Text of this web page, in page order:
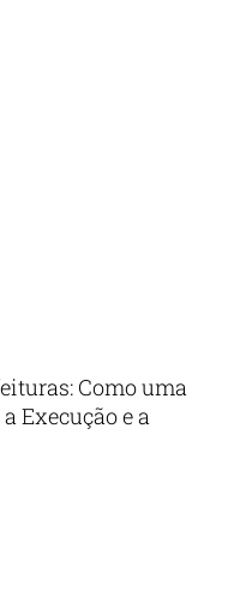
Como uma
Execução e a